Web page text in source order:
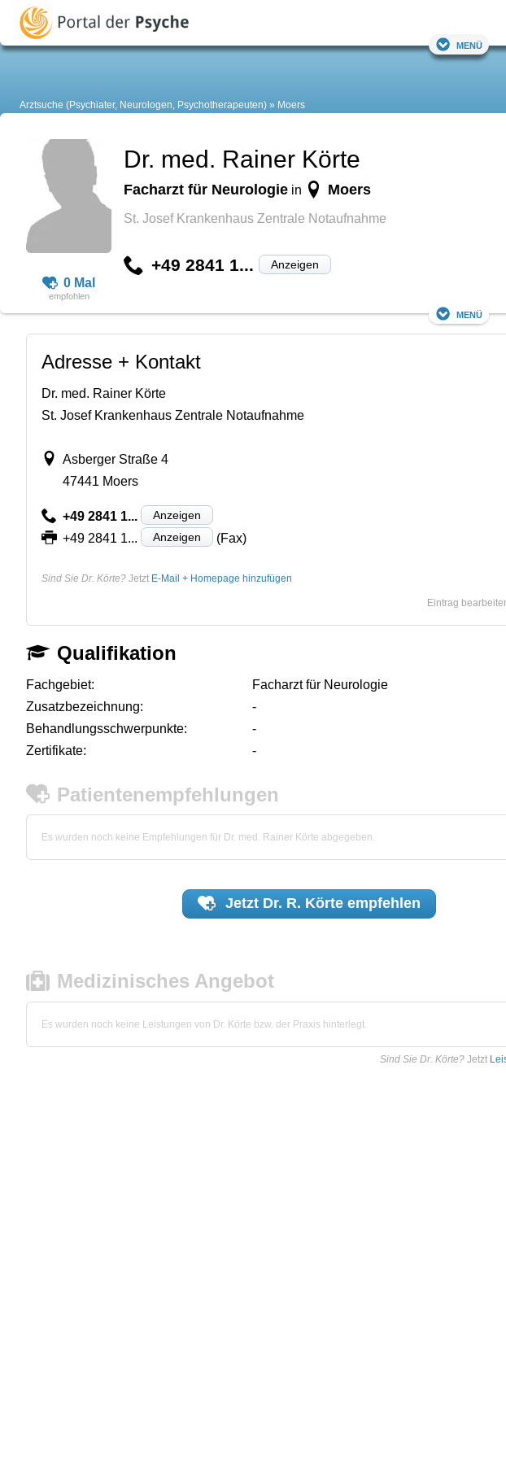
Menü
Arztsuche (Psychiater, Neurologen, Psychotherapeuten) Moers
0 Mal
Dr. med. Rainer Körte
Facharzt für Neurologie in Moers
St. Josef Krankenhaus Zentrale Notaufnahme
+49 2841 1... Anzeigen
Menü
Adresse + Kontakt
Dr. med. Rainer Körte
St. Josef Krankenhaus Zentrale Notaufnahme
Asberger Straße 4
47441 Moers
+49 2841 1... Anzeigen
+49 2841 1... Anzeigen (Fax)
Sind Sie Dr. Körte? Jetzt E-Mail + Homepage hinzufügen
Eintrag
Qualifikation
Fachgebiet:
Facharzt für Neurologie
Zusatzbezeichnung:
-
Behandlungsschwerpunkte:
-
Zertifikate:
-
Patientenempfehlungen
Es wurden noch keine Empfehlungen für Dr. med. Rainer Körte abgegeben.
Jetzt Dr. R. Körteempfehlen
Medizinisches Angebot
Es wurden noch keine Leistungen von Dr. Körte bzw. der Praxis hinterlegt.
Sind Sie Dr. Körte? Jetzt